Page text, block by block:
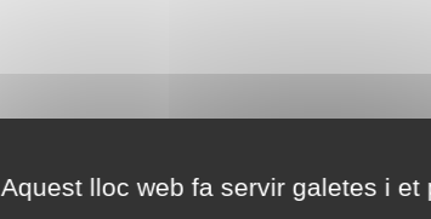
Aquest lloc web fa servir galetes i